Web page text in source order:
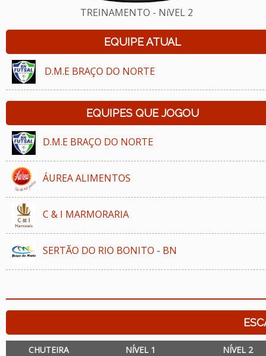
TREINAMENTO - NíVEL 2
EQUIPE ATUAL
D.M.E BRAÇO DO NORTE
EQUIPES QUE JOGOU
D.M.E BRAÇO DO NORTE
ÁUREA ALIMENTOS
C & I MARMORARIA
SERTÃO DO RIO BONITO - BN
CHUTEIRA NÍVEL 1 NÍVEL 2